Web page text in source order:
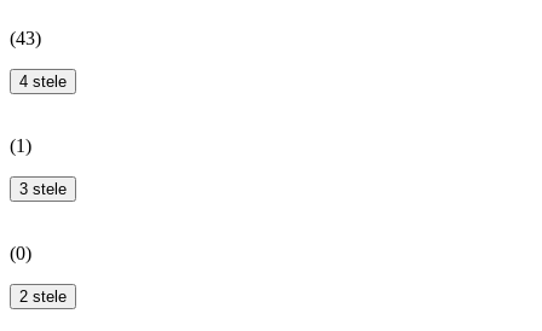
(43)
4 stele
(1)
3 stele
(0)
2 stele